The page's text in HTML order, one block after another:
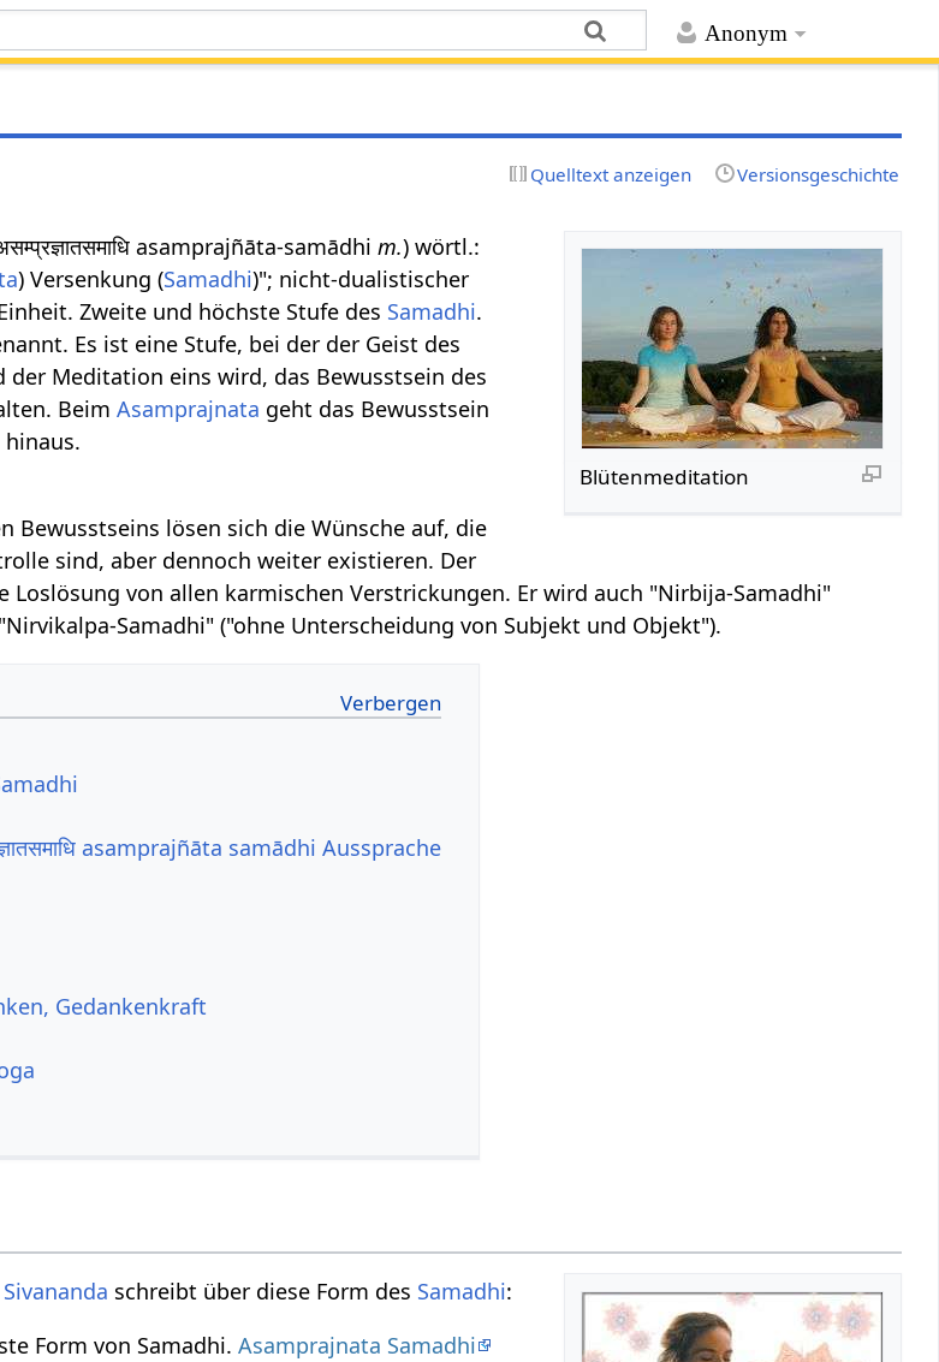
Anonym
Quelltext anzeigen Versionsgeschichte
Blütenmeditation
asamprajñāta-samādhim.) wörtl.:
) Versenkung (Samadhi)"; nicht-dualistischer
Zweite und höchste Stufe des Samadhi.
Es ist eine Stufe, bei der der Geist des
Meditation eins wird, das Bewusstsein des
BeimAsamprajnata geht das Bewusstsein
Bewusstseins lösen sich die Wünsche auf, die
sind, aber dennoch weiter existieren. Der
Loslösung von allen karmischen Verstrickungen. Er wird auch "Nirbija-Samadhi"
Samadhi" ("ohne Unterscheidung von Subjekt und Objekt").
asamprajñāta samādhi Aussprache
Gedankenkraft
Sivananda schreibt über diese Form des Samadhi:
Form von Samadhi.Asamprajnata Samadhi